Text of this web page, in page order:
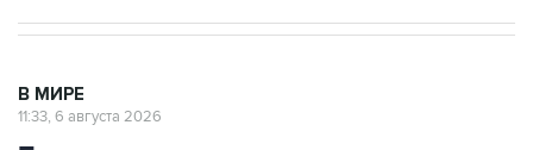
В МИРЕ
11:33, 6 августа 2026